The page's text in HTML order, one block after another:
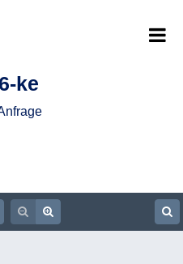
ke
TextPDF
document URL
Zoom out